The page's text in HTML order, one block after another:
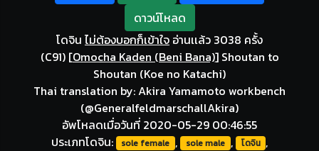
ดาวน์โหลด
โดจิน ไม่ต้องบอกก็เข้าใจ อ่านเเล้ว 3038 ครั้ง
(C91) [Omocha Kaden (Beni Bana)]Shoutan to
Shoutan (Koe no Katachi)
Thai translation by: Akira Yamamoto workbench
(@GeneralfeldmarschallAkira)
อัพโหลดเมื่อวันที่ 2020-05-29 00:46:55
ประเภทโดจิน:
sole female , sole male , โดจิน ,